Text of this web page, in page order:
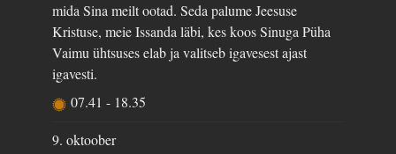
mida Sina meilt ootad. Seda palume Jeesuse
Kristuse, meie Issanda läbi, kes koos Sinuga Püha
Vaimu ühtsuses elab ja valitseb igavesest ajast
igavesti.
07.41- 18.35
9. oktoober